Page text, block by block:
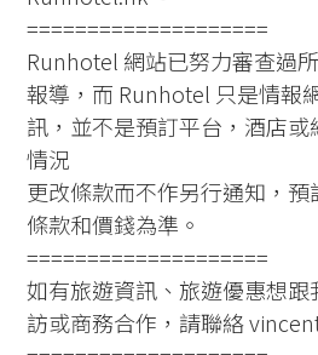
====================
Runhotel 網站已努力審查過
報導，而 Runhotel 只是情報
訊，並不是預訂平台，酒店
情況
更改條款而不作另行通知，
條款和價錢為準。
====================
如有旅遊資訊、旅遊優惠想
訪或商務合作，請聯絡